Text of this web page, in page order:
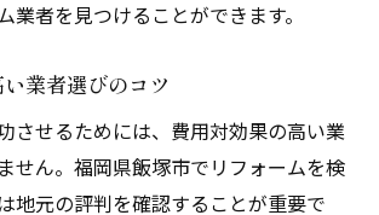
業者を見つけることができます。
業者選びのコツ
させるためには、費用対効果の高い業
せん。福岡県飯塚市でリフォームを検
地元の評判を確認することが重要で